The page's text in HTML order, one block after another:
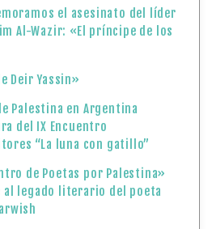
el asesinato del líder
Al-Wazir: «El príncipe de los
Deir Yassin»
Palestina en Argentina
del IX Encuentro
“La luna con gatillo”
de Poetas por Palestina»
al legado literario del poeta